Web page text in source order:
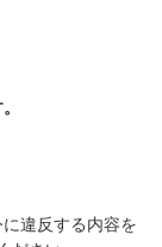
違反する内容を